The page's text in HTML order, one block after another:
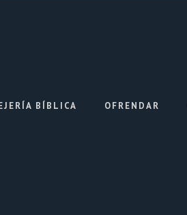
BÍBLICA OFRENDAR